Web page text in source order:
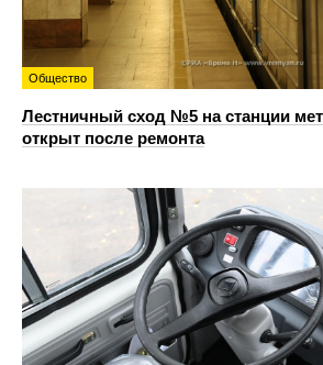
Общество
Лестничный сход №5 на станции
открыт после ремонта